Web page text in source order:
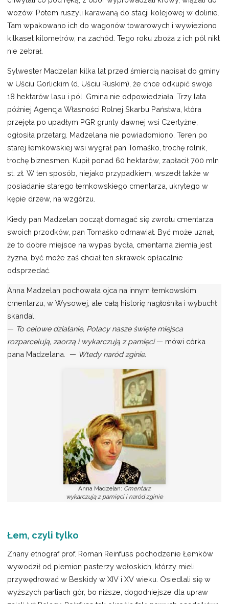
wozów. Potem ruszyli karawaną do stacji kolejowej w dolinie.
Tam wpakowano ich do wagonów towarowych i wywieziono
kilkaset kilometrów, na zachód. Tego roku zboża z ich pól nikt
nie zebrał.
Sylwester Madzelan kilka lat przed śmiercią napisał do gminy
w Uściu Gorlickim (d. Uściu Ruskim), że chce odkupić swoje
18 hektarów lasu i pól. Gmina nie odpowiedziała. Trzy lata
później Agencja Własności Rolnej Skarbu Państwa, która
przejęła po upadłym PGR grunty dawnej wsi Czertyżne,
ogłosiła przetarg. Madzelana nie powiadomiono. Teren po
starej łemkowskiej wsi wygrał pan Tomaśko, trochę rolnik,
trochę biznesmen. Kupił ponad 60 hektarów, zapłacił 700 mln
st. zł. W ten sposób, niejako przypadkiem, wszedł także w
posiadanie starego łemkowskiego cmentarza, ukrytego w
kępie drzew, na wzgórzu.
Kiedy pan Madzelan począł domagać się zwrotu cmentarza
swoich przodków, pan Tomaśko odmawiał. Być może uznał,
że to dobre miejsce na wypas bydła, cmentarna ziemia jest
żyzna, być może zaś chciał ten skrawek opłacalnie
odsprzedać.
Anna Madzelan pochowała ojca na innym łemkowskim
cmentarzu, w Wysowej, ale całą historię nagłośniła i wybuchł
skandal.
— To celowe działanie, Polacy nasze święte miejsca
rozparcelują, zaorzą i wykarczują z pamięci— mówi córka
pana Madzelana. — Wtedy naród zginie.
Anna Madzelan: Cmentarz
wykarczują z pamięci i naród zginie
Łem, czyli tylko
Znany etnograf prof. Roman Reinfuss pochodzenie Łemków
wywodził od plemion pasterzy wołoskich, którzy mieli
przywędrować w Beskidy w XIV i XV wieku. Osiedlali się w
wyższych partiach gór, bo niższe, dogodniejsze dla upraw